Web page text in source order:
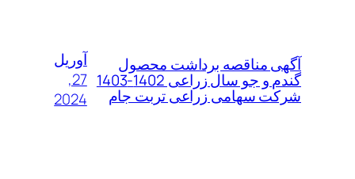
آگهی مناقصه برداشت محصول
گندم و جو سال زراعی 1402-1403
شرکت سهامی زراعی تربت جام
آوریل
27,
2024